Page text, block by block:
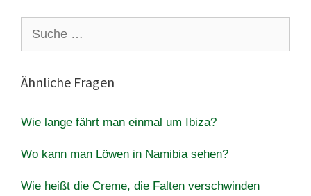
nach:
Ähnliche Fragen
Wie lange fährt man einmal um Ibiza?
Wo kann man Löwen in Namibia sehen?
Wie heißt die Creme, die Falten verschwinden